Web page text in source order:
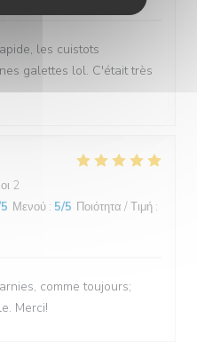
les cuistots
galettes lol. C'était très
2
Μενού : 5/5 Ποιότητα / Τιμή :
comme toujours;
Merci!